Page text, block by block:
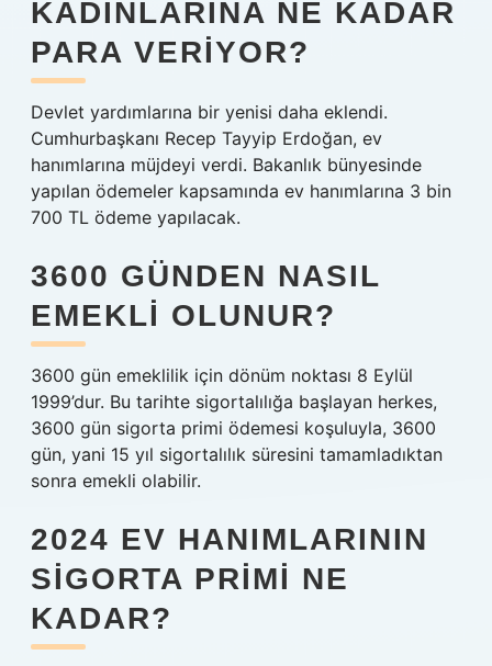
KADINLARINA NE KADAR
PARA VERIYOR?
Devlet yardımlarına bir yenisi daha eklendi.
Cumhurbaşkanı Recep Tayyip Erdoğan, ev
hanımlarına müjdeyi verdi. Bakanlık bünyesinde
yapılan ödemeler kapsamında ev hanımlarına 3 bin
700 TL ödeme yapılacak.
3600 GÜNDEN NASIL
EMEKLI OLUNUR?
3600 gün emeklilik için dönüm noktası 8 Eylül
1999’dur. Bu tarihte sigortalılığa başlayan herkes,
3600 gün sigorta primi ödemesi koşuluyla, 3600
gün, yani 15 yıl sigortalılık süresini tamamladıktan
sonra emekli olabilir.
2024 EV HANIMLARININ
SIGORTA PRIMI NE
KADAR?